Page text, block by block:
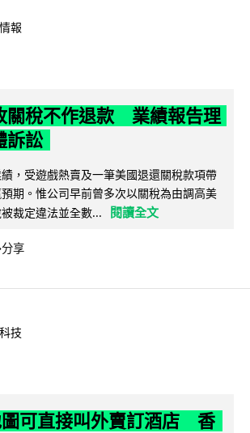
報
關稅不作退款 業績報告理
訴訟
，受遊戲熱賣及一筆美國退還關稅款項帶
期。惟公司早前曾多次以關稅為由調高美
裁定違法並全數...
閱讀全文
分享
技
可直接叫外賣訂酒店 香